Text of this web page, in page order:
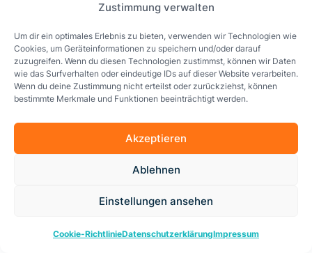
Zustimmung verwalten
Um dir ein optimales Erlebnis zu bieten, verwenden wir Technologien wie
Cookies, um Geräteinformationen zu speichern und/oder darauf
zuzugreifen. Wenn du diesen Technologien zustimmst, können wir Daten
wie das Surfverhalten oder eindeutige IDs auf dieser Website verarbeiten.
Wenn du deine Zustimmung nicht erteilst oder zurückziehst, können
bestimmte Merkmale und Funktionen beeinträchtigt werden.
Akzeptieren
Ablehnen
Einstellungen ansehen
Cookie-RichtlinieDatenschutzerklärungImpressum
MacBook Air Modelle
Apple MacBook Air
A1466
MacBookAir6,2
Apple MacBook Air
A1932
Modell-ID:
MacBookAir8,1
Apple MacBook Air
Baujahr 2020
Apple MacBook Air
Baujahr 2020